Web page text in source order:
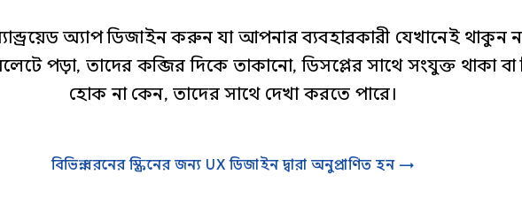
অ্যাপ ডিজাইন করুন যা আপনার ব্যবহারকারী যেখানেই থাকুন
পড়া, তাদের কব্জির দিকে তাকানো, ডিসপ্লের সাথে সংযুক্ত থাকা বা
হোক না কেন, তাদের সাথে দেখা করতে পারে।
বিভিন্ন ধরনের স্ক্রিনের জন্য UX ডিজাইন দ্বারা অনুপ্রাণিত হন →